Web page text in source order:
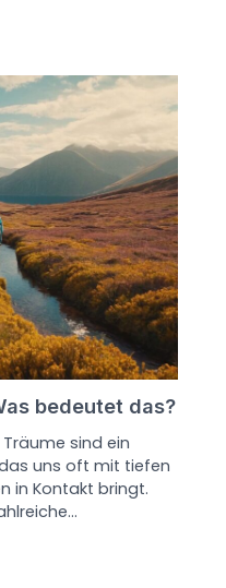
bedeutet das?
sind ein
uns oft mit tiefen
in Kontakt bringt.